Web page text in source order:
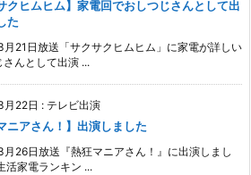
クヒムヒム】家電回でおしつじさんとして出
た
21日放送「サクサクヒムヒム」に家電が詳しい
さんとして出演 ...
月22日 : テレビ出演
ニアさん！】出演しました
26日放送『熱狂マニアさん！』に出演しまし
活家電ランキン ...